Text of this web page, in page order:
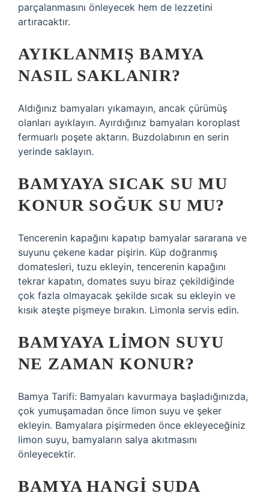
parçalanmasını önleyecek hem de lezzetini
artıracaktır.
AYIKLANMIŞ BAMYA
NASIL SAKLANIR?
Aldığınız bamyaları yıkamayın, ancak çürümüş
olanları ayıklayın. Ayırdığınız bamyaları koroplast
fermuarlı poşete aktarın. Buzdolabının en serin
yerinde saklayın.
BAMYAYA SICAK SU MU
KONUR SOĞUK SU MU?
Tencerenin kapağını kapatıp bamyalar sararana ve
suyunu çekene kadar pişirin. Küp doğranmış
domatesleri, tuzu ekleyin, tencerenin kapağını
tekrar kapatın, domates suyu biraz çekildiğinde
çok fazla olmayacak şekilde sıcak su ekleyin ve
kısık ateşte pişmeye bırakın. Limonla servis edin.
BAMYAYA LIMON SUYU
NE ZAMAN KONUR?
Bamya Tarifi: Bamyaları kavurmaya başladığınızda,
çok yumuşamadan önce limon suyu ve şeker
ekleyin. Bamyalara pişirmeden önce ekleyeceğiniz
limon suyu, bamyaların salya akıtmasını
önleyecektir.
BAMYA HANGI SUDA